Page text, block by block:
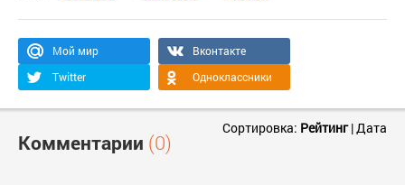
Мой мир
Вконтакте
Twitter
Одноклассники
Комментарии (0)
Сортировка: Рейтинг|Дата